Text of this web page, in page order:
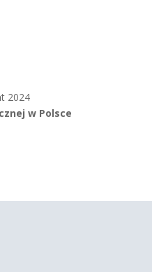
2024
w Polsce